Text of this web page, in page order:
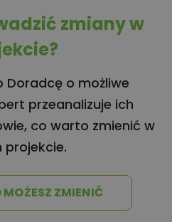
zmiany w
Doradcę o możliwe
przeanalizuje ich
co warto zmienić w
projekcie.
ZMIENIĆ